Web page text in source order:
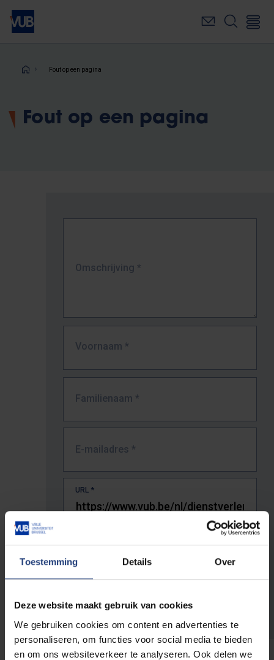
Toestemming Details Over
Deze website maakt gebruik van cookies
We gebruiken cookies om content en advertenties te
personaliseren, om functies voor social media te bieden
en om ons websiteverkeer te analyseren. Ook delen we
Overslaan
naar
inhoudKruimelpad
Fout op een pagina
Fout op een pagina
Omschrijving *
Voornaam *
Familienaam *
E-mailadres *
URL *
De volledige URL van de pagina waar je de fout zag.